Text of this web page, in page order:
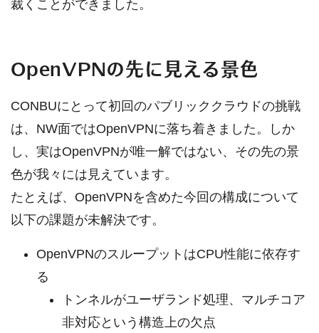
裁くことができました。
OpenVPNの先に見える景色
CONBUにとって初回のパブリッククラウドの挑戦
は、NW面ではOpenVPNに落ち着きました。しか
し、実はOpenVPNが唯一解ではない、その先の景
色が我々には見えています。
たとえば、OpenVPNを含めた今回の構成について
以下の課題が未解決です。
OpenVPNのスループットはCPU性能に依存す
る
トンネルがユーザランド処理、マルチコア
非対応という構造上の欠点